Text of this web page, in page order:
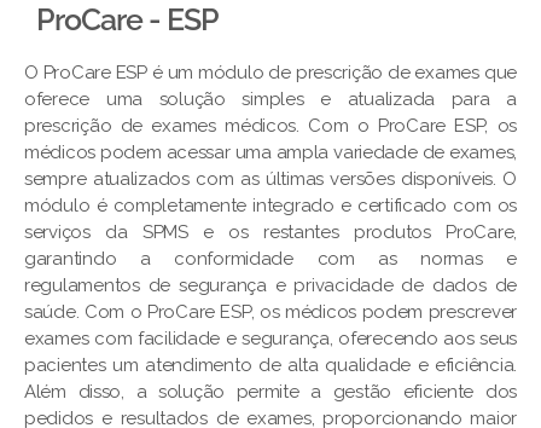
ProCare - ESP
O ProCare ESP é um módulo de prescrição de exames que
oferece uma solução simples e atualizada para a
prescrição de exames médicos. Com o ProCare ESP, os
médicos podem acessar uma ampla variedade de exames,
sempre atualizados com as últimas versões disponíveis. O
módulo é completamente integrado e certificado com os
serviços da SPMS e os restantes produtos ProCare,
garantindo a conformidade com as normas e
regulamentos de segurança e privacidade de dados de
saúde. Com o ProCare ESP, os médicos podem prescrever
exames com facilidade e segurança, oferecendo aos seus
pacientes um atendimento de alta qualidade e eficiência.
Além disso, a solução permite a gestão eficiente dos
pedidos e resultados de exames, proporcionando maior